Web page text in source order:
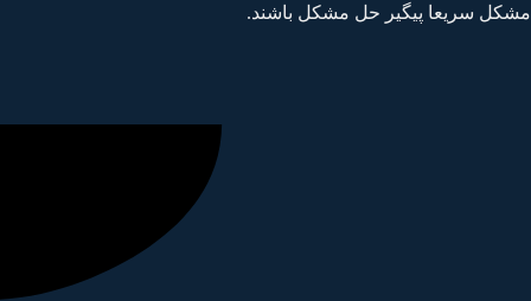
سریعا پیگیر حل مشکل باشند.